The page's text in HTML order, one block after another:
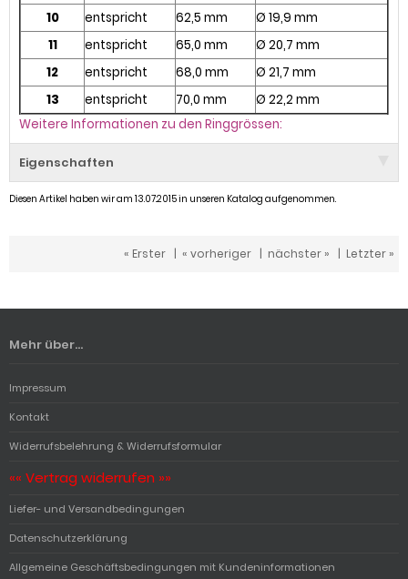
10
entspricht 62,5 mm
Ø 19,9 mm
11
entspricht 65,0 mm
Ø 20,7 mm
12
entspricht 68,0 mm
Ø 21,7 mm
13
entspricht 70,0 mm
Ø 22,2 mm
Weitere Informationen zu den Ringgrössen:
Eigenschaften
Diesen Artikel haben wir am 13.07.2015 in unseren Katalog aufgenommen.
« Erster | « vorheriger | nächster » | Letzter »
Mehr über...
Impressum
Kontakt
Widerrufsbelehrung & Widerrufsformular
«« Vertrag widerrufen »»
Liefer- und Versandbedingungen
Datenschutzerklärung
Allgemeine Geschäftsbedingungen mit Kundeninformationen